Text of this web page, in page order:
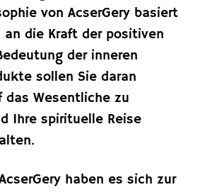
von AcserGery basiert
an die Kraft der positiven
der inneren
sollen Sie daran
das Wesentliche zu
Ihre spirituelle Reise
haben es sich zur